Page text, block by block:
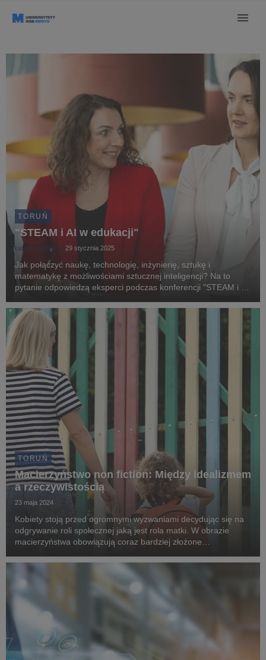
TORUŃ
"STEAM i AI w edukacji"
Łukasz Brzykcy 29 stycznia 2025
Jak połączyć naukę, technologię, inżynierię, sztukę i
matematykę z możliwościami sztucznej inteligencji? Na to
pytanie odpowiedzą eksperci podczas konferencji "STEAM i AI
Uniwersytecie WSB Merito w Toruniu.
TORUŃ
Macierzyństwo non fiction: Między idealizmem
a rzeczywistością
23 maja 2024
Kobiety stoją przed ogromnymi wyzwaniami decydując się na
odgrywanie roli społecznej jaką jest rola matki. W obrazie
macierzyństwa obowiązują coraz bardziej złożone
kulturowymi.